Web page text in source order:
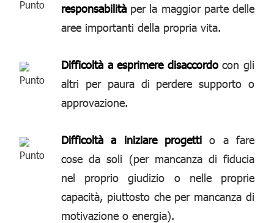
responsabilità per la maggior parte delle
aree importanti della propria vita.
Difficoltà a esprimere disaccordocon gli
altri per paura di perdere supporto o
approvazione.
Difficoltà a iniziare progetti o a fare
cose da soli (per mancanza di fiducia
nel proprio giudizio o nelle proprie
capacità, piuttosto che per mancanza di
motivazione o energia).